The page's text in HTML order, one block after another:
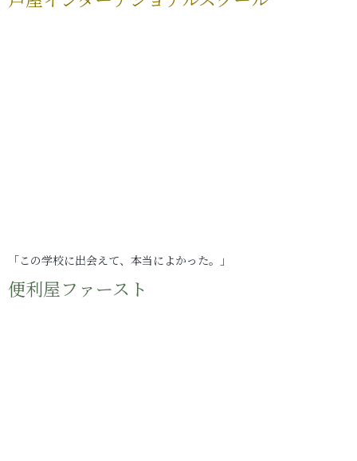
「この学校に出会えて、本当によかった。」
便利屋ファースト